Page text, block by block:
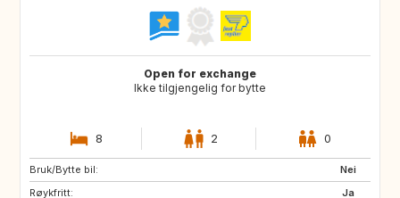
Open for exchange
Ikke tilgjengelig for bytte
8 2 0
Bruk/Bytte bil:
Nei
Røykfritt:
Ja
IS